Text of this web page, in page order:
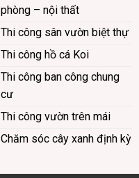
phòng – nội thất
Thi công sân vườn biệt thự
Thi công hồ cá Koi
Thi công ban công chung
cư
Thi công vườn trên mái
Chăm sóc cây xanh định kỳ